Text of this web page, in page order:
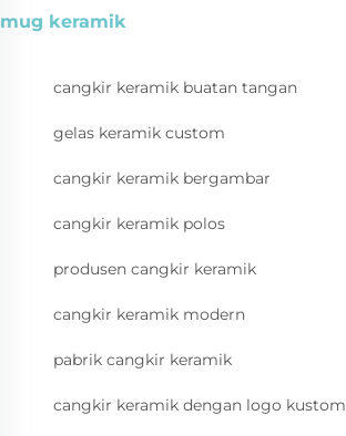
mug keramik
cangkir keramik buatan tangan
gelas keramik custom
cangkir keramik bergambar
cangkir keramik polos
produsen cangkir keramik
cangkir keramik modern
pabrik cangkir keramik
cangkir keramik dengan logo kustom